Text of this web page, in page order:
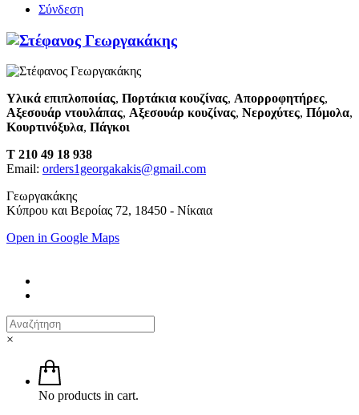
Σύνδεση
Υλικά επιπλοποιίας, Πορτάκια κουζίνας, Απορροφητήρες,
Αξεσουάρ ντουλάπας, Αξεσουάρ κουζίνας, Νεροχύτες, Πόμολα,
Κουρτινόξυλα, Πάγκοι
T 210 49 18 938
Email: orders1georgakakis@gmail.com
Γεωργακάκης
Κύπρου και Βεροίας 72, 18450 - Νίκαια
Open in Google Maps
×
No products in cart.